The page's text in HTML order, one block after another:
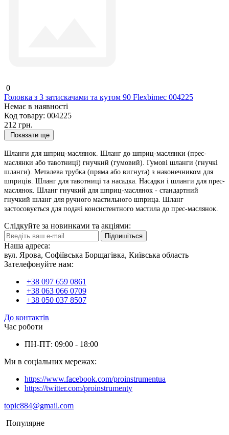
0
Головка з 3 затискачами та кутом 90 Flexbimec 004225
Немає в наявності
Код товару: 004225
212 грн.
Показати ще
Шланги для шприц-маслянок. Шланг до шприц-маслянки (прес-
маслянки або тавотниці) гнучкий (гумовий). Гумові шланги (гнучкі
шланги). Металева трубка (пряма або вигнута) з наконечником для
шприців. Шланг для тавотниці та насадка. Насадки і шланги для прес-
маслянок. Шланг гнучкий для шприц-маслянок - стандартний
гнучкий шланг для ручного мастильного шприца. Шланг
застосовується для подачі консистентного мастила до прес-маслянок.
Слідкуйте за новинками та акціями:
Підпишіться
Наша адреса:
вул. Ярова, Софіївська Борщагівка, Київська область
Зателефонуйте нам:
+38 097 659 0861
+38 063 066 0709
+38 050 037 8507
До контактів
Час роботи
ПН-ПТ: 09:00 - 18:00
Ми в соціальних мережах:
https://www.facebook.com/proinstrumentua
https://twitter.com/proinstrumenty
topic884@gmail.com
Популярне